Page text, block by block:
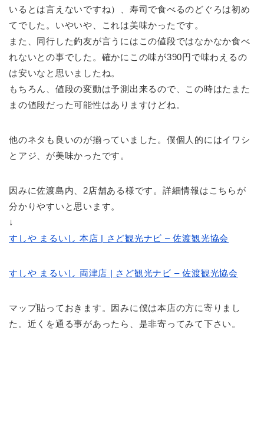
いるとは言えないですね）、寿司で食べるのどぐろは初め
てでした。いやいや、これは美味かったです。
また、同行した釣友が言うにはこの値段ではなかなか食べ
れないとの事でした。確かにこの味が390円で味わえるの
は安いなと思いましたね。
もちろん、値段の変動は予測出来るので、この時はたまた
まの値段だった可能性はありますけどね。
他のネタも良いのが揃っていました。僕個人的にはイワシ
とアジ、が美味かったです。
因みに佐渡島内、2店舗ある様です。詳細情報はこちらが
分かりやすいと思います。
↓
すしや まるいし 本店 | さど観光ナビ – 佐渡観光協会
すしや まるいし 両津店 | さど観光ナビ – 佐渡観光協会
マップ貼っておきます。因みに僕は本店の方に寄りまし
た。近くを通る事があったら、是非寄ってみて下さい。